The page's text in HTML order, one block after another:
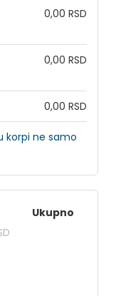
0,00 RSD
0,00 RSD
0,00 RSD
korpi ne samo
Ukupno